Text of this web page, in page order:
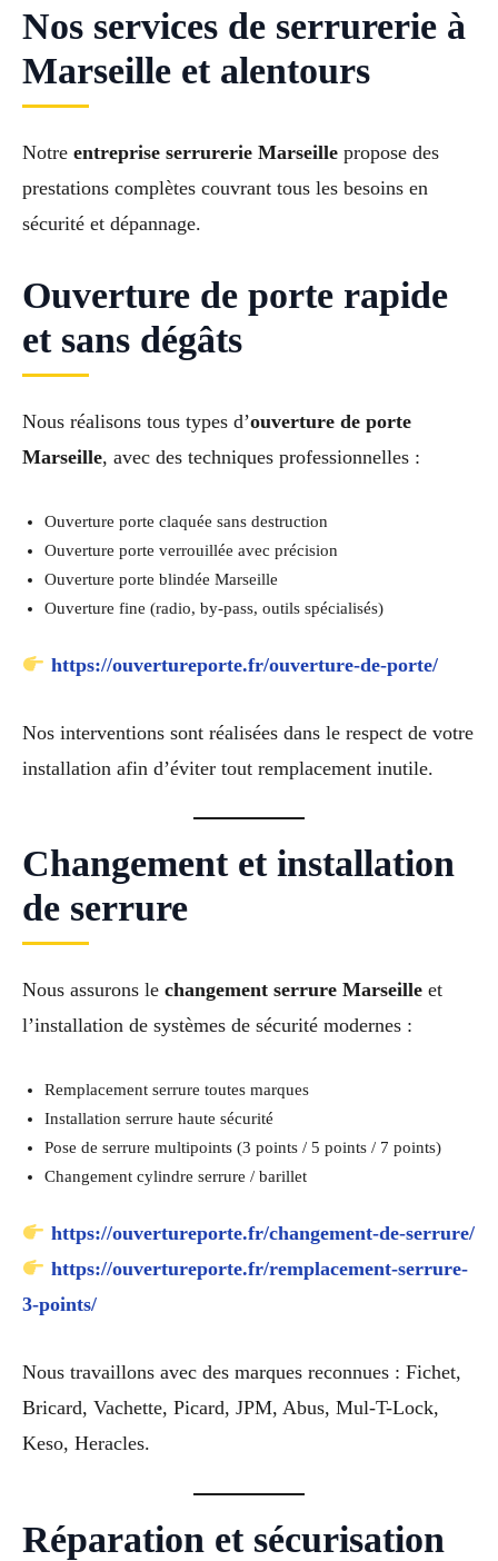
Nos services de serrurerie à
Marseille et alentours
Notre entreprise serrurerie Marseille propose des
prestations complètes couvrant tous les besoins en
sécurité et dépannage.
Ouverture de porte rapide
et sans dégâts
Nous réalisons tous types d’ouverture de porte
Marseille, avec des techniques professionnelles :
Ouverture porte claquée sans destruction
Ouverture porte verrouillée avec précision
Ouverture porte blindée Marseille
Ouverture fine (radio, by-pass, outils spécialisés)
https://ouvertureporte.fr/ouverture-de-porte/
Nos interventions sont réalisées dans le respect de votre
installation afin d’éviter tout remplacement inutile.
Changement et installation
de serrure
Nous assurons le changement serrure Marseille et
l’installation de systèmes de sécurité modernes :
Remplacement serrure toutes marques
Installation serrure haute sécurité
Pose de serrure multipoints (3 points / 5 points / 7 points)
Changement cylindre serrure / barillet
https://ouvertureporte.fr/changement-de-serrure/
https://ouvertureporte.fr/remplacement-serrure-
3-points/
Nous travaillons avec des marques reconnues : Fichet,
Bricard, Vachette, Picard, JPM, Abus, Mul-T-Lock,
Keso, Heracles.
Réparation et sécurisation